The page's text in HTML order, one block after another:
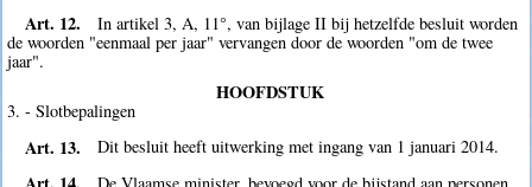
Art. 12.
In artikel 3, A, 11°, van bijlage II bij hetzelfde besluit worden
de woorden "eenmaal per jaar" vervangen door de woorden "om de twee
jaar".
HOOFDSTUK
3. - Slotbepalingen
Art. 13. Dit besluit heeft uitwerking met ingang van 1 januari 2014.
De Vlaamse minister, bevoegd voor de bijstand aan personen,